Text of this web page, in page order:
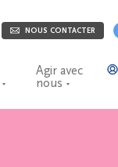
NOUS CONTACTER
Agir avec
nous